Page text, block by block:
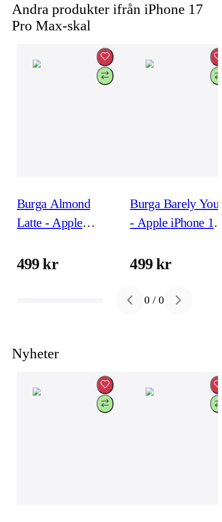
Andra produkter ifrån iPhone 17
Pro Max-skal
Burga Almond
Latte - Apple
Tough MagSafe
499 kr
Burga Barely
- Apple iPhone 17
MagSafe
499 kr
Previous slide
0 /0 Next slide
Nyheter